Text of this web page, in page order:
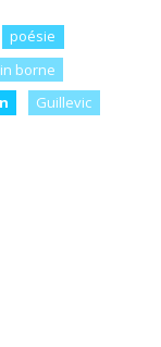
poésie
borne
Guillevic